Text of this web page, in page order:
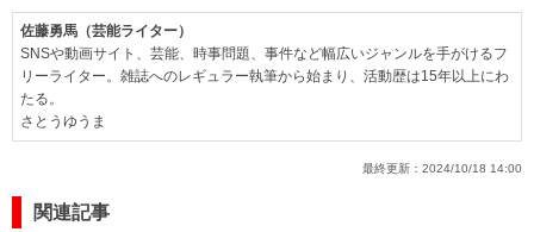
佐藤勇馬（芸能ライター）
SNSや動画サイト、芸能、時事問題、事件など幅広いジャンルを手がけるフ
リーライター。雑誌へのレギュラー執筆から始まり、活動歴は15年以上にわ
たる。
さとうゆうま
最終更新： 2024/10/18 14:00
関連記事